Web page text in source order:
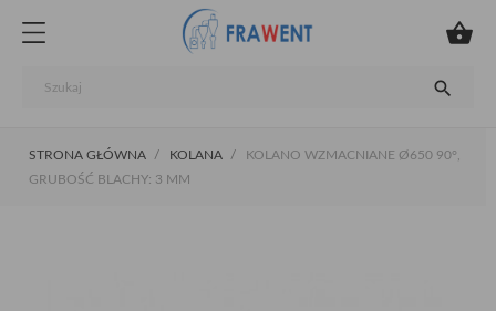


STRONA GŁÓWNA KOLANA
KOLANO WZMACNIANE Ø650 90°,
GRUBOŚĆ BLACHY: 3 MM